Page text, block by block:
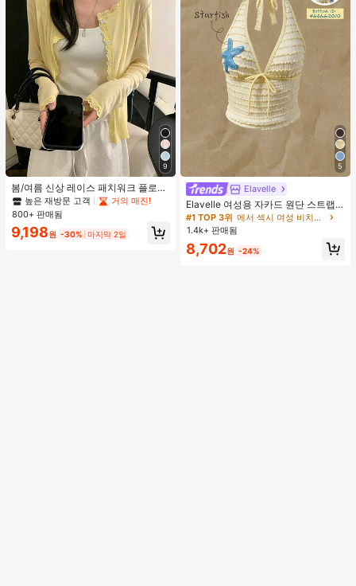
9
봄/여름 신상 레이스 패치워크 플로럴
트림 소프트 니트 가디건 경량 재킷 탑
여성용, 코티지코어 옐로우
높은 재방문 고객
거의 매진!
800+ 판매됨
9,198원 -30% 마지막 2일
5
Elavelle
Elavelle 여성용 자카드 원단 스트랩
불가사리 장식 홀터 탑, 봄/여름에 적
합 (탑만 포함, 반바지 미포함)
#1 TOP 3위
에서 섹시 여성 비치웨어
1.4k+ 판매됨
8,702원 -24%